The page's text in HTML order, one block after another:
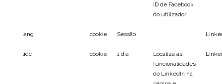
ID de Facebook
do utilizador
lang cookie Sessão
lidc cookie 1 dia
Localiza as
funcionalidades
do LinkedIn na